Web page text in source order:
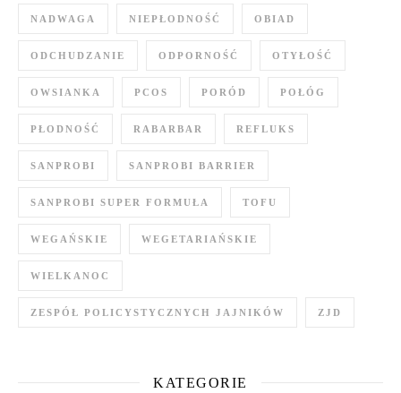
NADWAGA NIEPŁODNOŚĆ OBIAD
ODCHUDZANIE ODPORNOŚĆ OTYŁOŚĆ
OWSIANKA PCOS PORÓD POŁÓG
PŁODNOŚĆ RABARBAR REFLUKS
SANPROBI SANPROBI BARRIER
SANPROBI SUPER FORMUŁA TOFU
WEGAŃSKIE WEGETARIAŃSKIE
WIELKANOC
ZESPÓŁ POLICYSTYCZNYCH JAJNIKÓW ZJD
KATEGORIE